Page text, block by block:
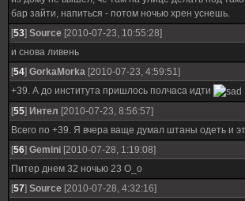
бар зайти, напиться - потом ночью хрен уснешь.
[53] Source [2010-07-23, 10:55:28]
и снова ливень
[54] GorkaMorka [2010-07-23, 4:59:51]
+39. А до института пришлось полчаса идти
[55] Интел [2010-07-23, 8:56:57]
Всего по +39. Я вчера ваще думал штаны одеть и
[56] Gemini [2010-07-28, 1:19:08]
Питер днем 32 ночью 23 O_o
[57] Source [2010-07-28, 4:32:16]